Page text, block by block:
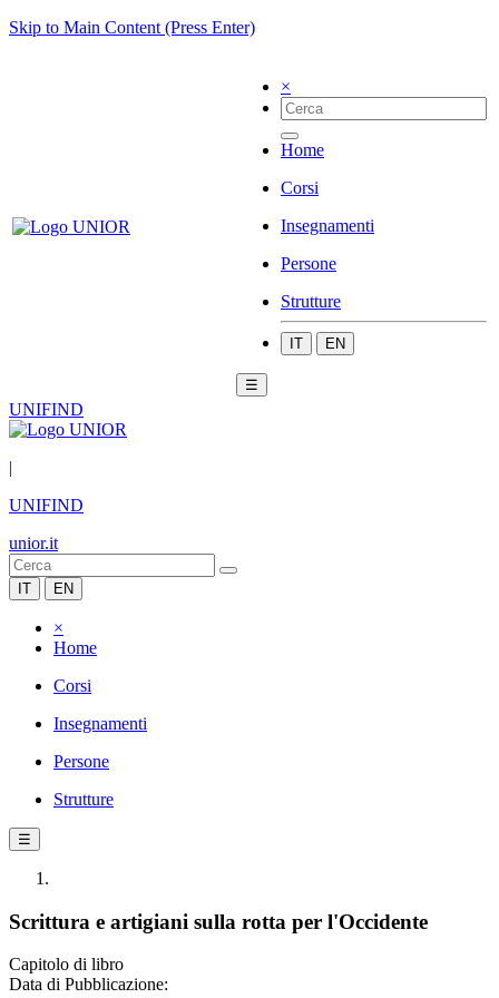
Skip to Main Content (Press Enter)
×
Home
Corsi
Insegnamenti
Persone
Strutture
IT EN
☰
UNIFIND
|
UNIFIND
unior.it
IT EN
×
Home
Corsi
Insegnamenti
Persone
Strutture
☰
Scrittura e artigiani sulla rotta per l'Occidente
Capitolo di libro
Data di Pubblicazione: